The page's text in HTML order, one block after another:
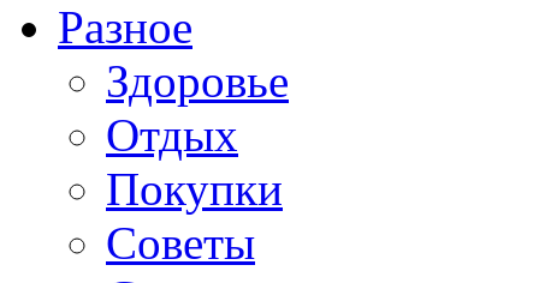
Разное
Здоровье
Отдых
Покупки
Советы